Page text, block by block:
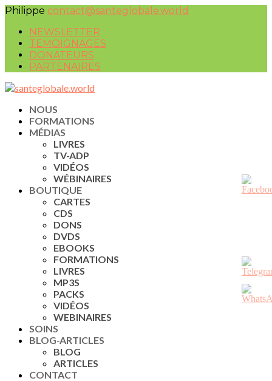
Philippe contact@santeglobale.world
NEWSLETTER
TEMOIGNAGES
DONATEURS
PARTENAIRES
NOUS
FORMATIONS
MÉDIAS
LIVRES
TV-ADP
VIDÉOS
WÉBINAIRES
BOUTIQUE
CARTES
CDS
DONS
DVDS
EBOOKS
FORMATIONS
LIVRES
MP3S
PACKS
VIDÉOS
WEBINAIRES
SOINS
BLOG-ARTICLES
BLOG
ARTICLES
CONTACT